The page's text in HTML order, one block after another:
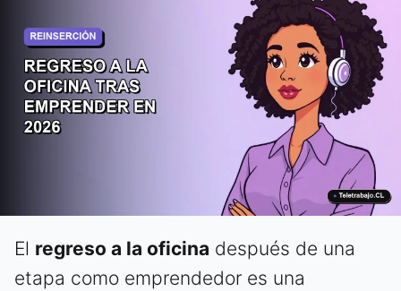
El regreso a la oficina después de una
etapa como emprendedor es una